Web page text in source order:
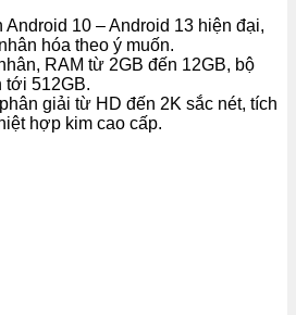
Android 10 – Android 13 hiện đại,
hóa theo ý muốn.
RAM từ 2GB đến 12GB, bộ
tới 512GB.
giải từ HD đến 2K sắc nét, tích
hợp kim cao cấp.